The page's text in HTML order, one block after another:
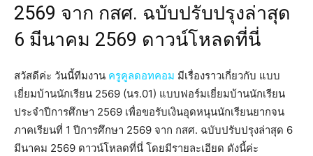
2569 จาก กสศ. ฉบับปรับปรุงล่าสุด
6 มีนาคม 2569 ดาวน์โหลดที่นี่
สวัสดีค่ะ วันนี้ทีมงาน ครูคูลดอทคอม มีเรื่องราวเกี่ยวกับ แบบ
เยี่ยมบ้านนักเรียน 2569 (นร.01) แบบฟอร์มเยี่ยมบ้านนักเรียน
ประจำปีการศึกษา 2569 เพื่อขอรับเงินอุดหนุนนักเรียนยากจน
ภาคเรียนที่ 1 ปีการศึกษา 2569 จาก กสศ. ฉบับปรับปรุงล่าสุด 6
มีนาคม 2569 ดาวน์โหลดที่นี่ โดยมีรายละเอียด ดังนี้ค่ะ